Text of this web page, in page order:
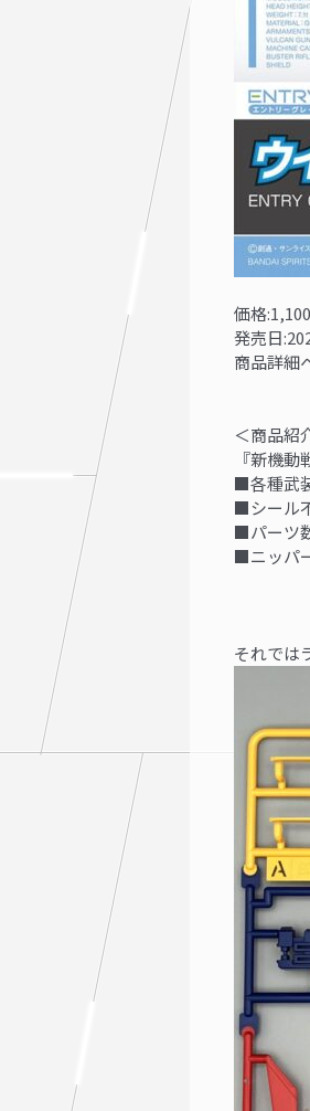
価格
発売日:
商品詳細
＜商品紹
『新機
■各種武
■シール
■パーツ
■ニッパ
それでは